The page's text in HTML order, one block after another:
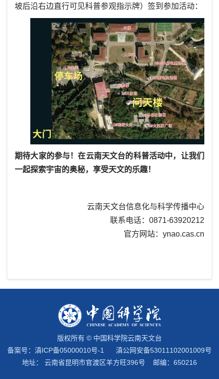
坡后沿右边直行可见科普参观指示牌）签到参加活动：
期待大家的参与！在云南天文台的科普活动中，让我们
一起探索宇宙的奥秘，享受天文的乐趣！
云南天文台信息化与科学传播中心
联系电话：0871-63920212
官方网站：ynao.cas.cn
版权所有 © 中国科学院云南天文台
备案号： 滇ICP备05000010号-1
滇公网安备53011102001009号
地址： 云南省昆明市官渡区羊方旺396号 邮编：650216